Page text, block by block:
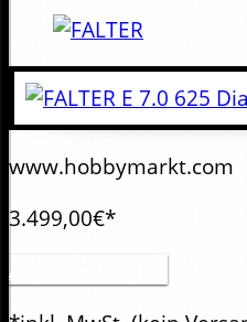
www.hobbymarkt.com
3.499,00€*
Artikel anzeigen